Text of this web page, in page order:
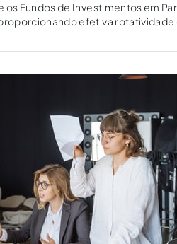
Fundos de Investimentos em
efetiva rotatividade